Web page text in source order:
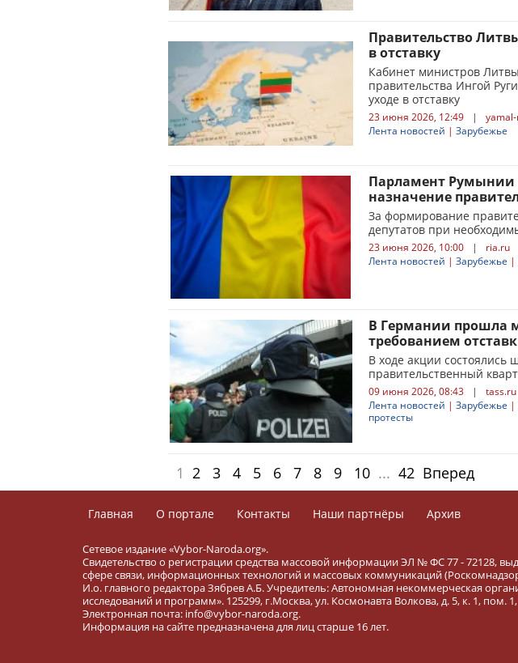
Правительство
в отставку
Кабинет министров
правительства Ингой
уходе в отставку
23 июня 2026, 12:49 |
Лента новостей | Зарубежье
Парламент Румынии
назначение
За формирование
депутатов при
23 июня 2026, 10:00 |
ria.ru
Лента новостей | Зарубежье |
В Германии прошла
требованием
В ходе акции состоялись
правительственный
09 июня 2026, 08:43 |
tass.ru
Лента новостей | Зарубежье |
протесты
1 2 3 4 5 6 7 8 9 10 ... 42 Вперед
Главная О портале Контакты Наши партнёры Архив
Сетевое издание «Vybor-Naroda.org».
Свидетельство о регистрации средства массовой информации ЭЛ № ФС 77 - 72128,
сфере связи, информационных технологий и массовых коммуникаций
И.о. главного редактора Зябрев А.Б. Учредитель: Автономная некоммерческая
исследований и программ». 125299, г.Москва, ул. Космонавта Волкова, д. 5, к. 1, пом.
Электронная почта: info@vybor-naroda.org.
Информация на сайте предназначена для лиц старше 16 лет.